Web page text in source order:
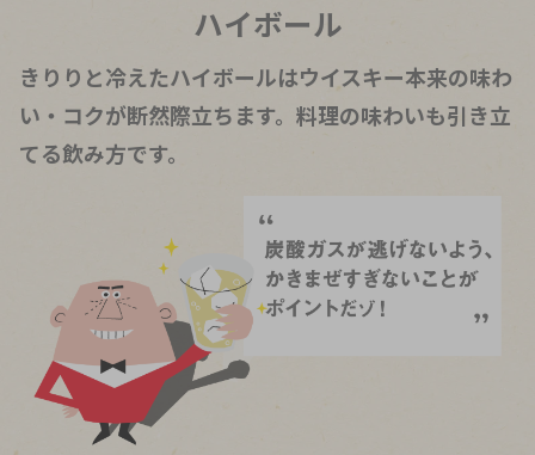
ハイボール
きりりと冷えたハイボールはウイスキー本来の味わ
い・コクが断然際立ちます。料理の味わいも引き立
てる飲み方です。